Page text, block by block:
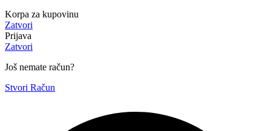
Korpa za kupovinu
Zatvori
Prijava
Zatvori
Još nemate račun?
Stvori Račun